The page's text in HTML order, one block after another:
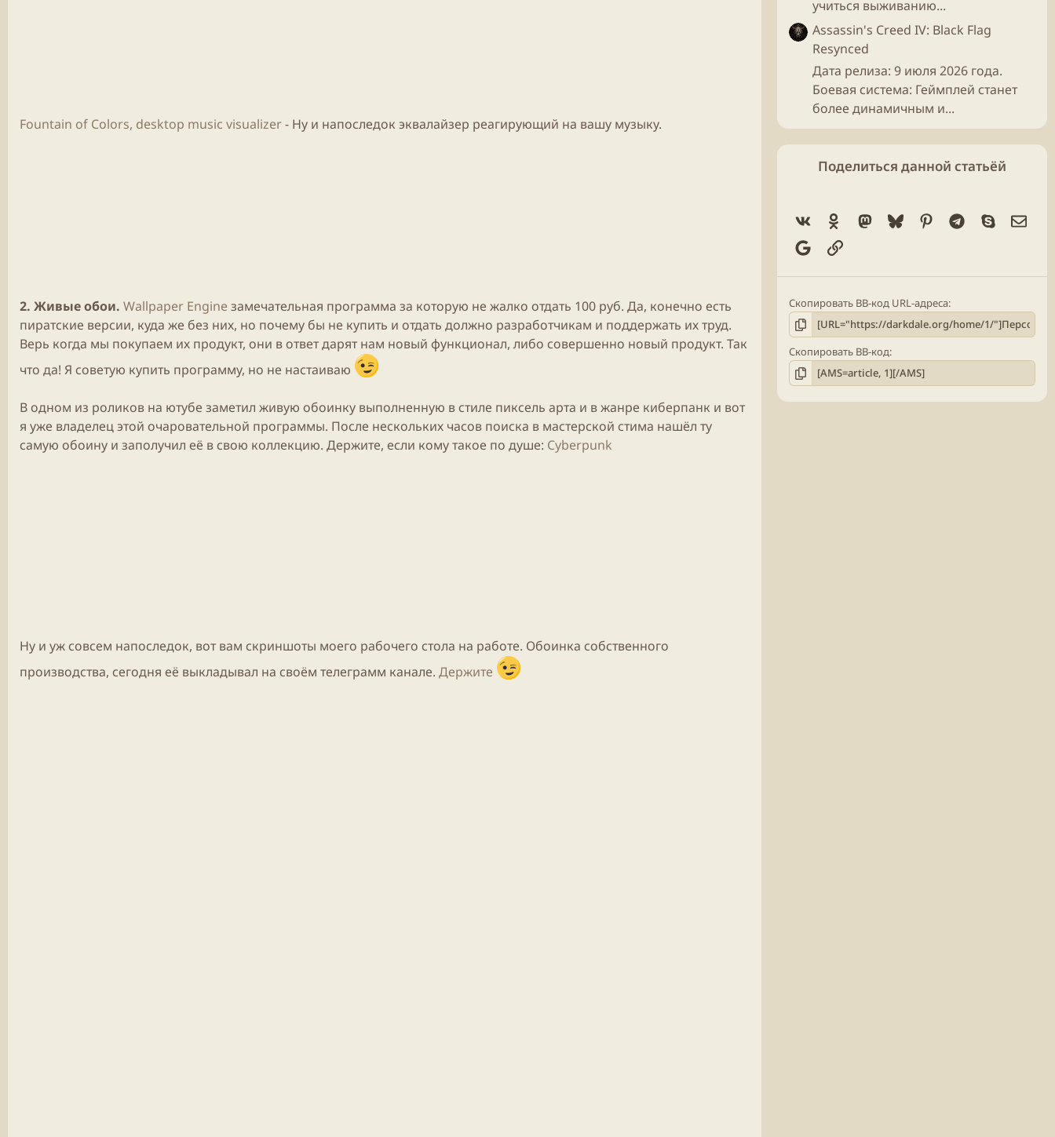
Fountain of Colors, desktop music visualizer- Ну и напоследок эквалайзер реагирующий на вашу музыку.
2. Живые обои. Wallpaper Engineзамечательная программа за которую не жалко отдать 100 руб. Да, конечно есть
пиратские версии, куда же без них, но почему бы не купить и отдать должно разработчикам и поддержать их труд.
Верь когда мы покупаем их продукт, они в ответ дарят нам новый функционал, либо совершенно новый продукт. Так
что да! Я советую купить программу, но не настаиваю
В одном из роликов на ютубе заметил живую обоинку выполненную в стиле пиксель арта и в жанре киберпанк и вот
я уже владелец этой очаровательной программы. После нескольких часов поиска в мастерской стима нашёл ту
самую обоину и заполучил её в свою коллекцию. Держите, если кому такое по душе: Cyberpunk
Ну и уж совсем напоследок, вот вам скриншоты моего рабочего стола на работе. Обоинка собственного
производства, сегодня её выкладывал на своём телеграмм канале. Держите
учиться выживанию...
Assassin's Creed IV: Black Flag
Resynced
Дата релиза: 9 июля 2026 года.
Боевая система: Геймплей станет
более динамичным и...
Поделиться данной статьёй
Ok Mastodon
BlueskyPinterestTelegram
Skype
GoogleСсылка
Скопировать BB-код URL-адреса
Скопировать BB-код